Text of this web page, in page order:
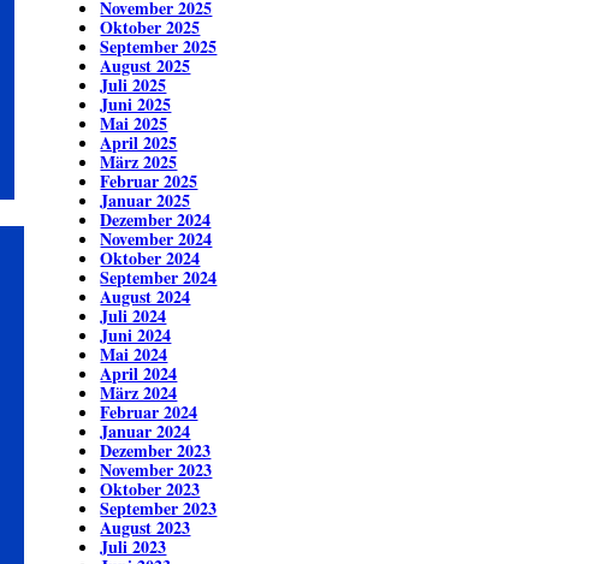
November 2025
Oktober 2025
September 2025
August 2025
Juli 2025
Juni 2025
Mai 2025
April 2025
März 2025
Februar 2025
Januar 2025
Dezember 2024
November 2024
Oktober 2024
September 2024
August 2024
Juli 2024
Juni 2024
Mai 2024
April 2024
März 2024
Februar 2024
Januar 2024
Dezember 2023
November 2023
Oktober 2023
September 2023
August 2023
Juli 2023